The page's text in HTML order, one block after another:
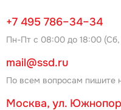
+7 495 786–34–34
Пн-Пт с 08:00 до 18:00
mail@ssd.ru
По всем вопросам пишите
Москва, ул.